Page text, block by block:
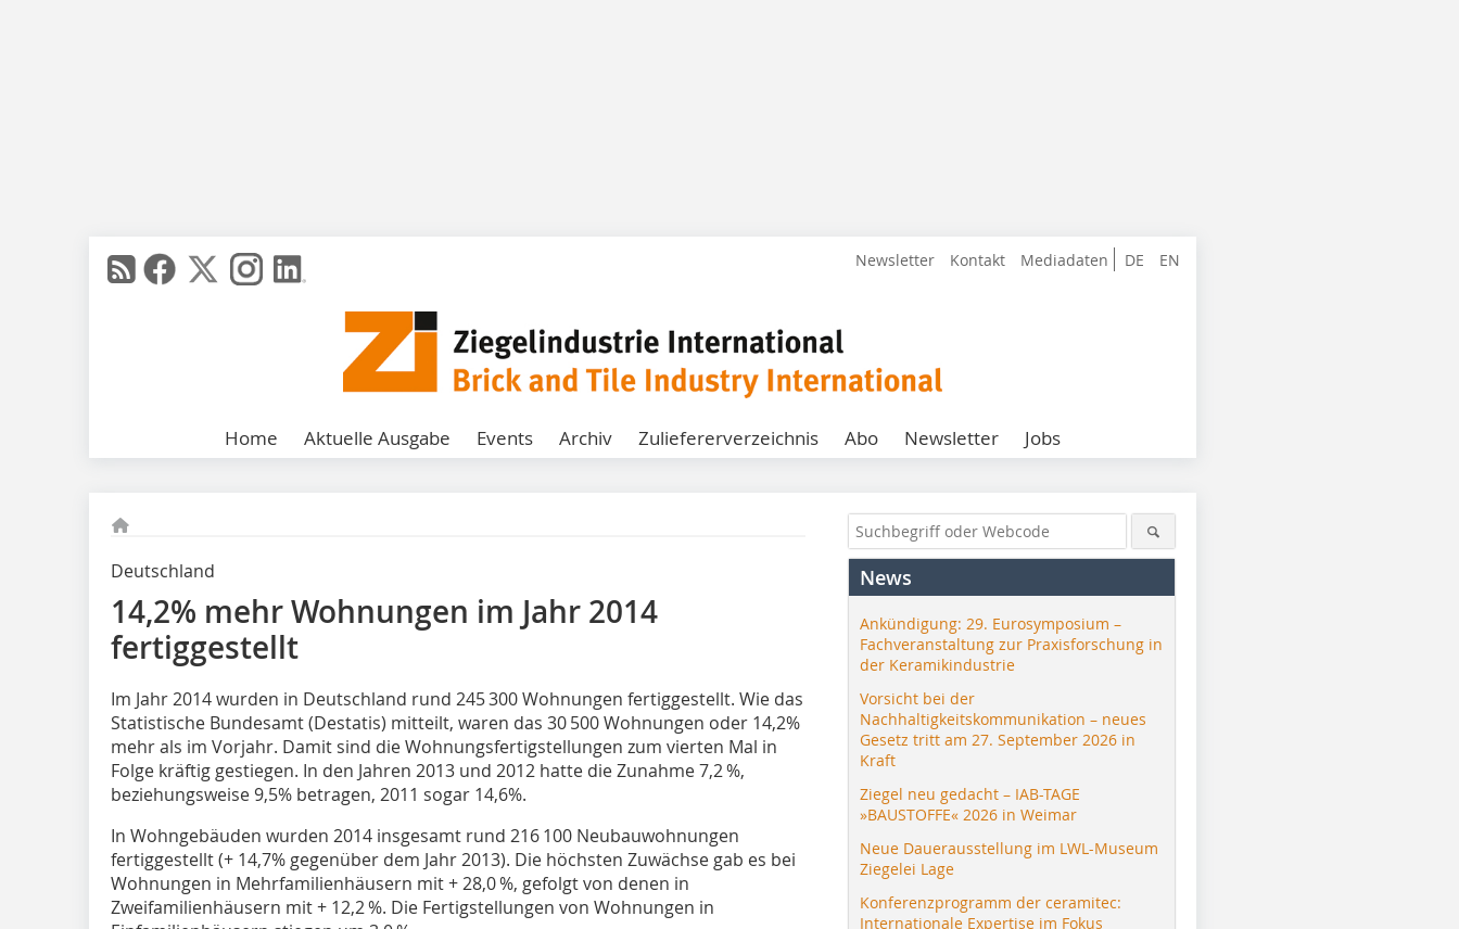
DE EN
Newsletter Kontakt Mediadaten
Home Aktuelle Ausgabe Events Archiv Zuliefererverzeichnis Abo Newsletter Jobs
Deutschland
14,2% mehr Wohnungen im Jahr 2014
fertiggestellt
Im Jahr 2014 wurden in Deutschland rund 245 300 Wohnungen fertiggestellt. Wie das
Statistische Bundesamt (Destatis) mitteilt, waren das 30 500 Wohnungen oder 14,2%
mehr als im Vorjahr. Damit sind die Wohnungsfertigstellungen zum vierten Mal in
Folge kräftig gestiegen. In den Jahren 2013 und 2012 hatte die Zunahme 7,2 %,
beziehungsweise 9,5% betragen, 2011 sogar 14,6%.
In Wohngebäuden wurden 2014 insgesamt rund 216 100 Neubauwohnungen
fertiggestellt (+ 14,7% gegenüber dem Jahr 2013). Die höchsten Zuwächse gab es bei
Wohnungen in Mehrfamilienhäusern mit + 28,0 %, gefolgt von denen in
Zweifamilienhäusern mit + 12,2 %. Die Fertigstellungen von Wohnungen in
News
Ankündigung: 29. Eurosymposium –
Fachveranstaltung zur Praxisforschung in
der Keramikindustrie
Vorsicht bei der
Nachhaltigkeitskommunikation – neues
Gesetz tritt am 27. September 2026 in
Kraft
Ziegel neu gedacht – IAB-TAGE
»BAUSTOFFE« 2026 in Weimar
Neue Dauerausstellung im LWL-Museum
Ziegelei Lage
Konferenzprogramm der ceramitec:
Internationale Expertise im Fokus